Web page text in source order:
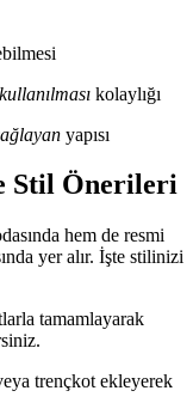
kolaylığı
yapısı
Stil Önerileri
hem de resmi
yer alır. İşte stilinizi
tamamlayarak
trençkot ekleyerek